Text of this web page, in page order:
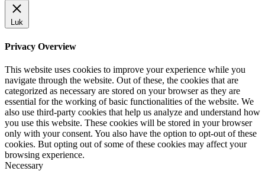
Luk
Privacy Overview
This website uses cookies to improve your experience while you
navigate through the website. Out of these, the cookies that are
categorized as necessary are stored on your browser as they are
essential for the working of basic functionalities of the website. We
also use third-party cookies that help us analyze and understand how
you use this website. These cookies will be stored in your browser
only with your consent. You also have the option to opt-out of these
cookies. But opting out of some of these cookies may affect your
browsing experience.
Necessary